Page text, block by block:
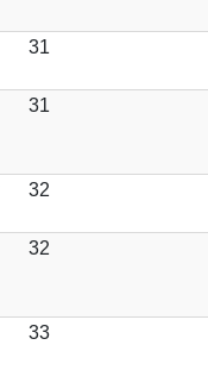
31
31
32
32
33